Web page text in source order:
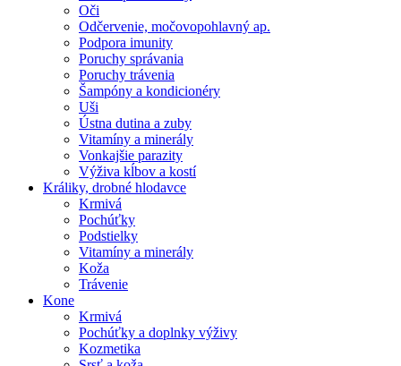
Oči
Odčervenie, močovopohlavný ap.
Podpora imunity
Poruchy správania
Poruchy trávenia
Šampóny a kondicionéry
Uši
Ústna dutina a zuby
Vitamíny a minerály
Vonkajšie parazity
Výživa kĺbov a kostí
Králiky, drobné hlodavce
Krmivá
Pochúťky
Podstielky
Vitamíny a minerály
Koža
Trávenie
Kone
Krmivá
Pochúťky a doplnky výživy
Kozmetika